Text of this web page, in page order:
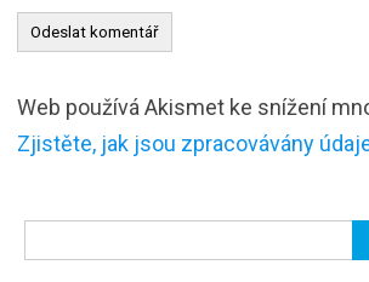
Web používá Akismet ke snížení
Zjistěte, jak jsou zpracovávány